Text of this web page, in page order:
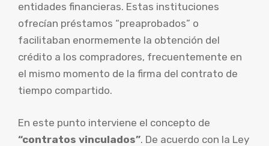
entidades financieras. Estas instituciones
ofrecían préstamos “preaprobados” o
facilitaban enormemente la obtención del
crédito a los compradores, frecuentemente en
el mismo momento de la firma del contrato de
tiempo compartido.
En este punto interviene el concepto de
“contratos vinculados”. De acuerdo con la Ley